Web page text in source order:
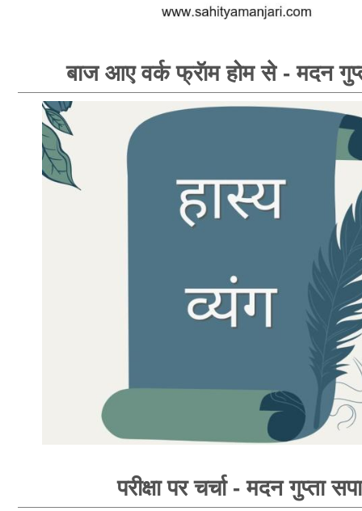
बाज आए वर्क फ्रॅाम होम से - मदन
परीक्षा पर चर्चा - मदन गुप्ता